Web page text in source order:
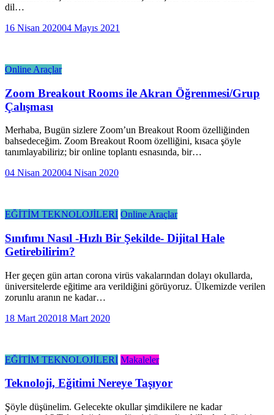
dil…
16 Nisan 202004 Mayıs 2021
Online Araçlar
Zoom Breakout Rooms ile Akran Öğrenmesi/Grup
Çalışması
Merhaba, Bugün sizlere Zoom’un Breakout Room özelliğinden
bahsedeceğim. Zoom Breakout Room özelliğini, kısaca şöyle
tanımlayabiliriz; bir online toplantı esnasında, bir…
04 Nisan 202004 Nisan 2020
EĞİTİM TEKNOLOJİLERİ Online Araçlar
Sınıfımı Nasıl -Hızlı Bir Şekilde- Dijital Hale
Getirebilirim?
Her geçen gün artan corona virüs vakalarından dolayı okullarda,
üniversitelerde eğitime ara verildiğini görüyoruz. Ülkemizde verilen
zorunlu aranın ne kadar…
18 Mart 202018 Mart 2020
EĞİTİM TEKNOLOJİLERİ Makaleler
Teknoloji, Eğitimi Nereye Taşıyor
Şöyle düşünelim. Gelecekte okullar şimdikilere ne kadar